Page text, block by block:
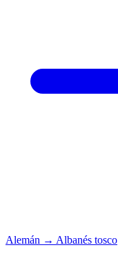
Alemán → Albanés tosco